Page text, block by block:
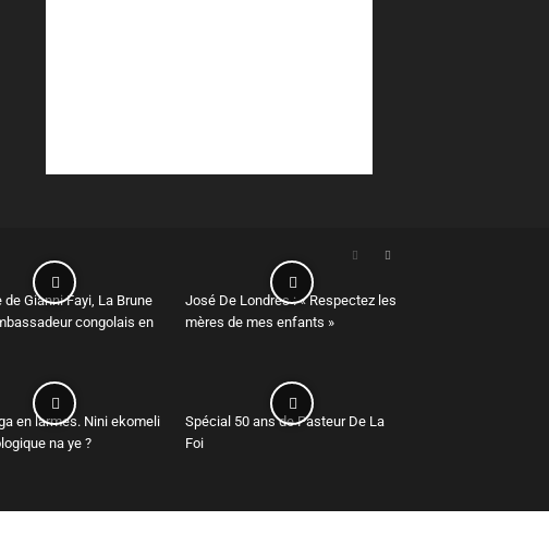
de Gianni Fayi, La Brune
congolais en
José De Londres : « Respectez les
mères de mes enfants »
en larmes. Nini ekomeli
na ye ?
Spécial 50 ans de Pasteur De La
Foi